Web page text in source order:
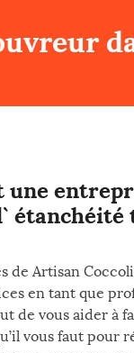
de Artisan
en tant que
de vous aider à
vous faut pour